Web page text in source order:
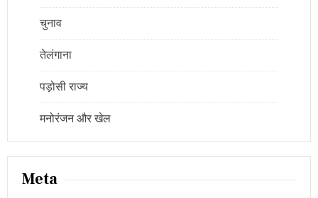
चुनाव
तेलंगाना
पड़ोसी राज्य
मनोरंजन और खेल
Meta